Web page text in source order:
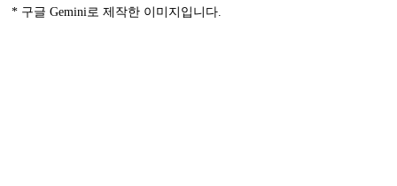
* 구글 Gemini로 제작한 이미지입니다.